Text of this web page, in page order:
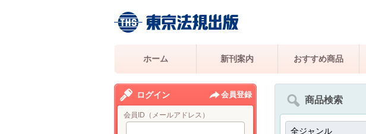
ホーム 新刊案内 おすすめ商品
商品検索
ログイン 会員登録
会員ID（メールアドレス）